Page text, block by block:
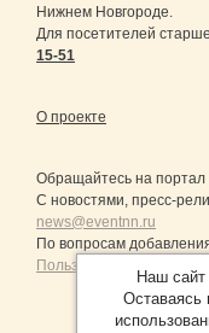
Нижнем Новгороде.
Для посетителей
15-51
О проекте
Обращайтесь на портал
С новостями, пресс-
news@eventnn.ru
По вопросам
Пользовательское
Наш
Оставаясь